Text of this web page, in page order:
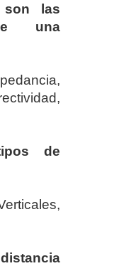
son las
una
de